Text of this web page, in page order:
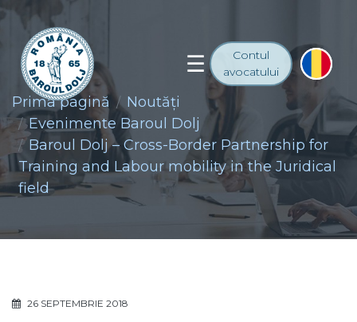
Contul
avocatului
Prima pagină
Noutăţi
Evenimente Baroul Dolj
Baroul Dolj – Cross-Border Partnership for
Training and Labour mobility in the Juridical
field
26 SEPTEMBRIE 2018